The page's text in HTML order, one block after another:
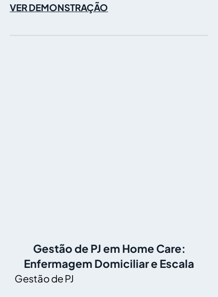
VER DEMONSTRAÇÃO
Gestão de PJ em Home Care:
Enfermagem Domiciliar e Escala
Gestão de PJ